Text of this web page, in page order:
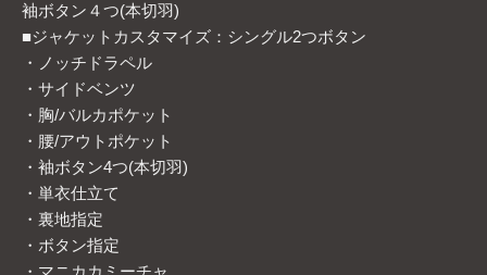
袖ボタン４つ(本切羽)
■ジャケットカスタマイズ：シングル2つボタン
・ノッチドラペル
・サイドベンツ
・胸/バルカポケット
・腰/アウトポケット
・袖ボタン4つ(本切羽)
・単衣仕立て
・裏地指定
・ボタン指定
・マニカカミーチャ